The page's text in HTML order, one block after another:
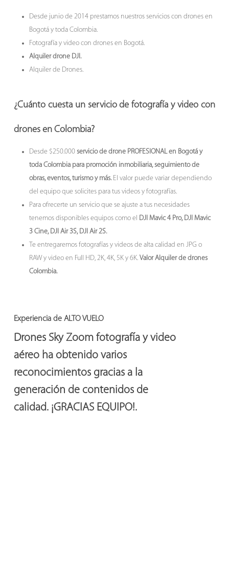
Desde junio de 2014 prestamos nuestros servicios con drones en
Bogotá y toda Colombia.
Fotografía y video con drones en Bogotá.
Alquiler drone DJI.
Alquiler de Drones.
¿Cuánto cuesta un servicio defotografía y video con
drones en Colombia?
Desde $250.000 servicio de drone PROFESIONAL en Bogotá y
toda Colombia para promoción inmobiliaria, seguimiento de
obras, eventos, turismo y más. El valor puede variar dependiendo
del equipo que solicites para tus videos y fotografías.
Para ofrecerte un servicio que se ajuste a tus necesidades
tenemos disponibles equipos como el DJI Mavic 4 Pro, DJI Mavic
3 Cine, DJI Air 3S, DJI Air 2S.
Te entregaremos fotografías y videos de alta calidad en JPG o
RAW y video en Full HD, 2K, 4K, 5K y 6K. Valor Alquiler de drones
Colombia.
Experiencia de ALTO VUELO
Drones Sky Zoom fotografía y video
aéreo ha obtenido varios
reconocimientos gracias a la
generación de contenidos de
calidad. ¡GRACIAS EQUIPO!.